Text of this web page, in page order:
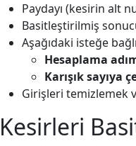
Paydayı (kesirin alt
Basitleştirilmiş
Aşağıdaki isteğe
Hesaplama
Karışık sayıya
Girişleri temizlemek
Kesirleri